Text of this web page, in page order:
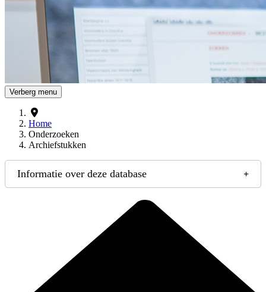
Verberg menu
Home
Onderzoeken
Archiefstukken
Informatie over deze database